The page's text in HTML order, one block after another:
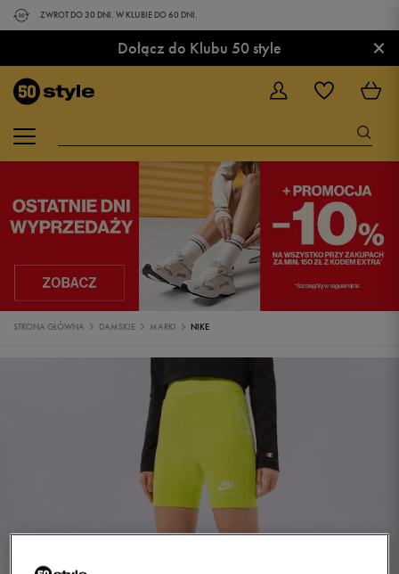
ZWROT DO 30 DNI. W KLUBIE DO 60 DNI.
Dołącz do Klubu 50 style ×
STRONA GŁÓWNA DAMSKIE MARKI NIKE